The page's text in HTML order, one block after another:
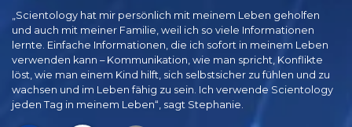
„Scientology hat mir persönlich mit meinem Leben geholfen
und auch mit meiner Familie, weil ich so viele Informationen
lernte. Einfache Informationen, die ich sofort in meinem Leben
verwenden kann – Kommunikation, wie man spricht, Konflikte
löst, wie man einem Kind hilft, sich selbstsicher zu fühlen und zu
wachsen und im Leben fähig zu sein. Ich verwende Scientology
jeden Tag in meinem Leben“, sagt Stephanie.